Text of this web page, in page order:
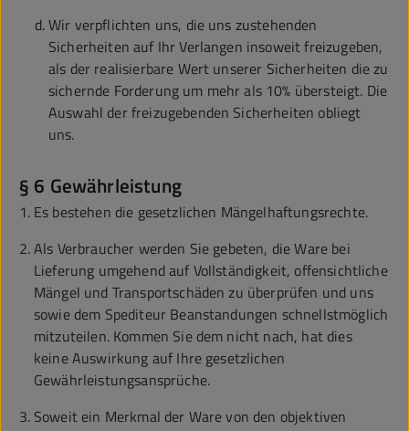
Wir verpflichten uns, die uns zustehenden
Sicherheiten auf Ihr Verlangen insoweit freizugeben,
als der realisierbare Wert unserer Sicherheiten die zu
sichernde Forderung um mehr als 10% übersteigt. Die
Auswahl der freizugebenden Sicherheiten obliegt
uns.
§ 6 Gewährleistung
Es bestehen die gesetzlichen Mängelhaftungsrechte.
Als Verbraucher werden Sie gebeten, die Ware bei
Lieferung umgehend auf Vollständigkeit, offensichtliche
Mängel und Transportschäden zu überprüfen und uns
sowie dem Spediteur Beanstandungen schnellstmöglich
mitzuteilen. Kommen Sie dem nicht nach, hat dies
keine Auswirkung auf Ihre gesetzlichen
Gewährleistungsansprüche.
Soweit ein Merkmal der Ware von den objektiven